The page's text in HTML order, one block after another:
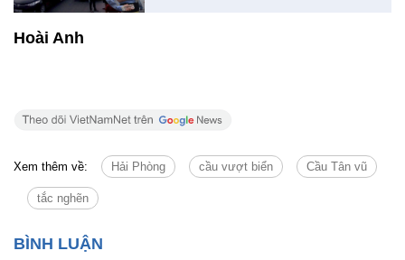
Hoài Anh
Xem thêm về: Hải Phòng cầu vượt biển Cầu Tân vũ
tắc nghẽn